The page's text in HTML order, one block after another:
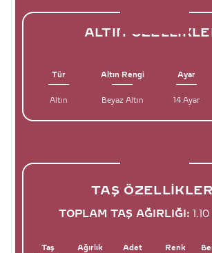
ALTIN
Tür Altın Rengi Ayar
Altın Beyaz Altın 14 Ayar
TAŞ
TOPLAM TAŞ AĞIRLIĞI:
Taş Ağırlık Adet Renk